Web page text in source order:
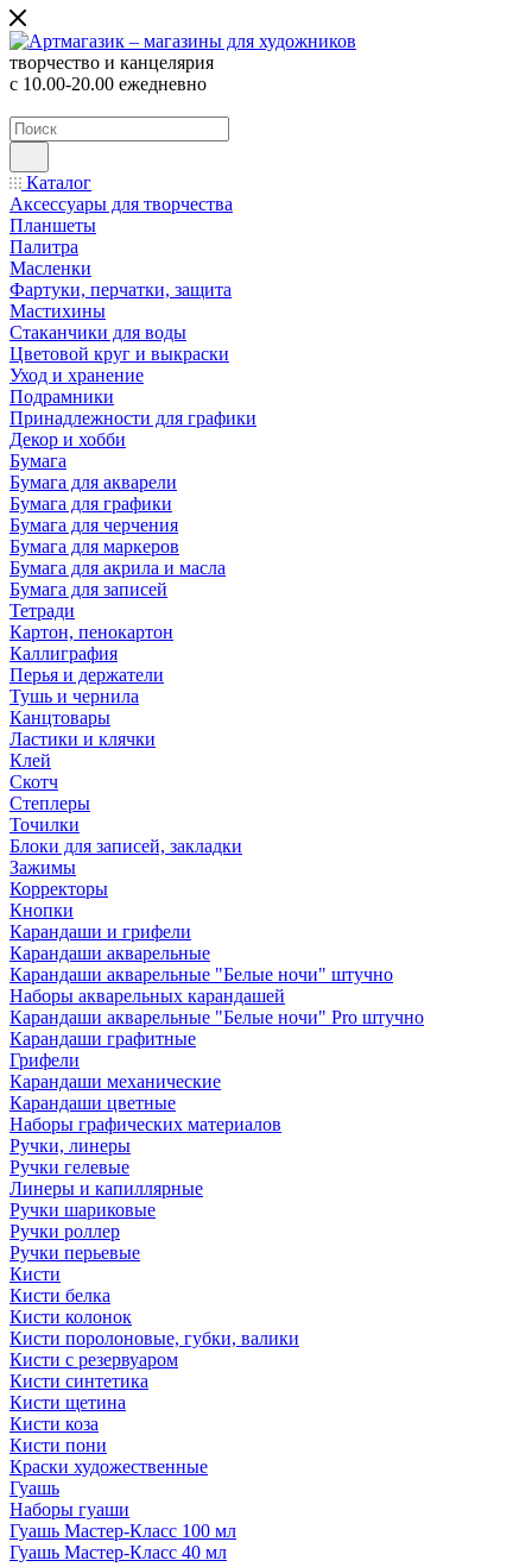
творчество и канцелярия
с 10.00-20.00 ежедневно
Каталог
Аксессуары для творчества
Планшеты
Палитра
Масленки
Фартуки, перчатки, защита
Мастихины
Стаканчики для воды
Цветовой круг и выкраски
Уход и хранение
Подрамники
Принадлежности для графики
Декор и хобби
Бумага
Бумага для акварели
Бумага для графики
Бумага для черчения
Бумага для маркеров
Бумага для акрила и масла
Бумага для записей
Тетради
Картон, пенокартон
Каллиграфия
Перья и держатели
Тушь и чернила
Канцтовары
Ластики и клячки
Клей
Скотч
Степлеры
Точилки
Блоки для записей, закладки
Зажимы
Корректоры
Кнопки
Карандаши и грифели
Карандаши акварельные
Карандаши акварельные "Белые ночи" штучно
Наборы акварельных карандашей
Карандаши акварельные "Белые ночи" Pro штучно
Карандаши графитные
Грифели
Карандаши механические
Карандаши цветные
Наборы графических материалов
Ручки, линеры
Ручки гелевые
Линеры и капиллярные
Ручки шариковые
Ручки роллер
Ручки перьевые
Кисти
Кисти белка
Кисти колонок
Кисти поролоновые, губки, валики
Кисти с резервуаром
Кисти синтетика
Кисти щетина
Кисти коза
Кисти пони
Краски художественные
Гуашь
Наборы гуаши
Гуашь Мастер-Класс 100 мл
Гуашь Мастер-Класс 40 мл